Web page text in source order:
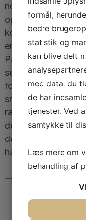
noget af sig selv.
oplevelser opstår
kort snak med en
en tekniker, der
På venuez.dk
servicekultur bliver
smuk, men hvis
rækken, udebliver
den emotionelle
det faglige indhold
har lyst til at vende
Skrevet af
Denne artikel er
formål,
bedre
statistik og
kan blive delt
med data, du
de har
tjenester. Ved
samtykke til
Læs mere om
behandling af